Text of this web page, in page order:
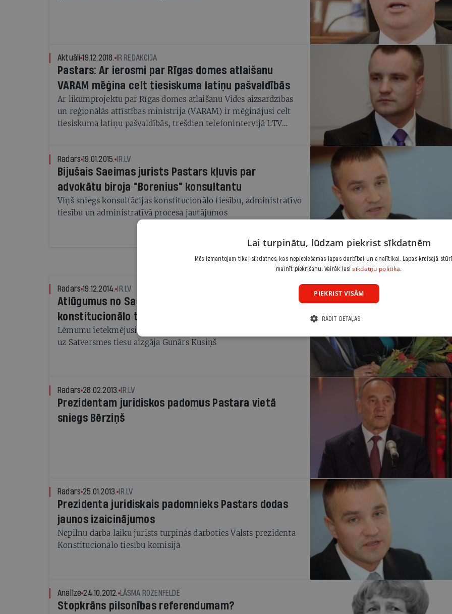
Aktuāli 19.12.2018. IR REDAKCIJA
Pastars: Ar ierosmi par Rīgas domes atlaišanu
VARAM mēģina celt tiesiskuma latiņu pašvaldībās
Ar likumprojektu par Rīgas domes atlaišanu Vides aizsardzības
un reģionālās attīstības ministrija (VARAM) ir mēģinājusi celt
tiesiskuma latiņu pašvaldībās, trešdien telefonintervijā LTV
Radars 19.01.2015. IR.LV
Bijušais Saeimas jurists Pastars kļuvis par
advokātu biroja "Borenius" konsultantu
Viņš sniegs konsultācijas konstitucionālo tiesību, administratīvo
tiesību un administratīvā procesa jautājumos
Radars 19.12.2014. IR.LV
Atlūgumus no Saeimas Juridiskā biroja iesniedz
konstitucionālo tiesību speciālisti Pleps un Pastars
Lēmumu ietekmējusi biroja vadības maiņa šā gada sākumā, kad
uz Satversmes tiesu aizgāja Gunārs Kusiņš
Radars 28.02.2013. IR.LV
Prezidentam juridiskos padomus Pastara vietā
sniegs Bērziņš
Radars 25.01.2013. IR.LV
Prezidenta juridiskais padomnieks Pastars dodas
jaunos izaicinājumos
Nepilnu darba laiku jurists turpinās darboties Valsts prezidenta
Konstitucionālo tiesību komisijā
Analīze 24.10.2012. LĀSMA ROZENFELDE
Stopkrāns pilsonības referendumam?
Lai turpinātu, lūdzam piekrist sīkdatnēm
Mēs izmantojam tikai sīkdatnes, kas nepieciešamas lapas darbībai un analītikai. Lapas kreisajā
mainīt piekrišanu. Vairāk lasisīkdatņu politikā.
PIEKRIST VISĀM
RĀDĪT DETAĻAS